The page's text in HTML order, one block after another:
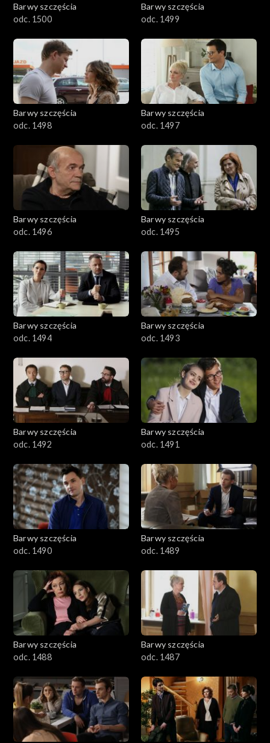
3001-3100
2901-3000
2801–2900
2701–2800
2501–2600
2401–2500
2301–2400
2201–2300
2101–2200
2001–2100
1801–1900
1701–1800
1601–1700
1501–1600
1401–1500
1301–1400
1101–1200
1001–1100
901–1000
801–900
782–800
Barwy szczęścia
odc. 1500
Barwy szczęścia
odc. 1499
Barwy szczęścia
odc. 1498
Barwy szczęścia
odc. 1497
Barwy szczęścia
odc. 1496
Barwy szczęścia
odc. 1495
Barwy szczęścia
odc. 1494
Barwy szczęścia
odc. 1493
Barwy szczęścia
odc. 1492
Barwy szczęścia
odc. 1491
Barwy szczęścia
odc. 1490
Barwy szczęścia
odc. 1489
Barwy szczęścia
odc. 1488
Barwy szczęścia
odc. 1487